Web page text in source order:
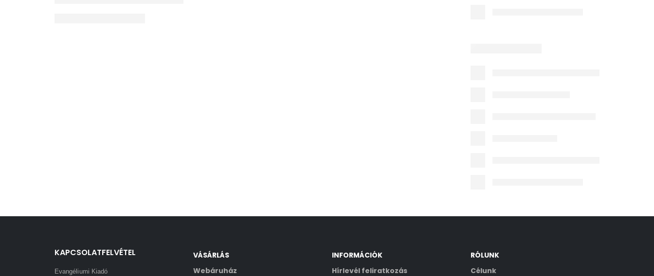
KAPCSOLATFELVÉTEL
Evangéliumi Kiadó
VÁSÁRLÁS
Webáruház
INFORMÁCIÓK
Hírlevél feliratkozás
RÓLUNK
Célunk